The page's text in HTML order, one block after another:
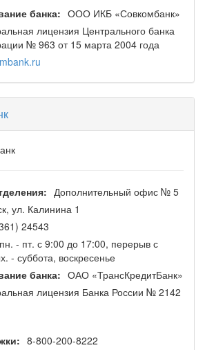
банка: ООО ИКБ «Совкомбанк»
лицензия Центрального банка
№ 963 от 15 марта 2004 года
Дополнительный офис № 5
ул. Калинина 1
24543
пн. - пт. с 9:00 до 17:00, перерыв с
- суббота, воскресенье
банка: ОАО «ТрансКредитБанк»
лицензия Банка России № 2142
8-800-200-8222